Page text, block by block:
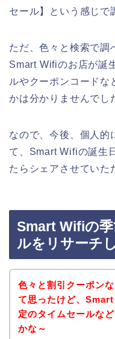
セール】という感じで
ただ、色々と検索で調
Smart Wifiのお店が誕
ルやクーポンコードな
かは分かりませんでし
なので、今後、個人
て、Smart Wifiの誕生
たらシェアさせていた
Smart Wifiの
ルをリサーチ
色々と割引クーポン
て思ったけど、
定のタイムセールな
かな～